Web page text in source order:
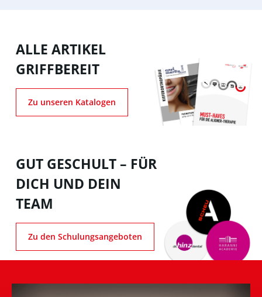
ALLE ARTIKEL
GRIFFBEREIT
Zu unseren Katalogen
GUT GESCHULT – FÜR
DICH UND DEIN
TEAM
Zu den Schulungsangeboten